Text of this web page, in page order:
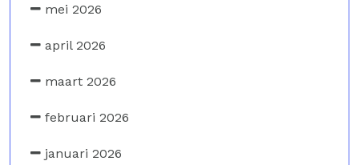
mei 2026
april 2026
maart 2026
februari 2026
januari 2026